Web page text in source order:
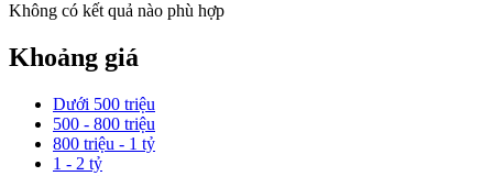
Không có kết quả nào phù hợp
Khoảng giá
Dưới 500 triệu
500 - 800 triệu
800 triệu - 1 tỷ
1 - 2 tỷ